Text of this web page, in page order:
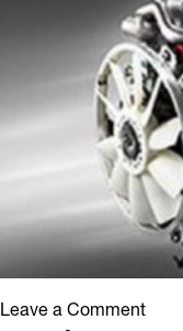
Leave a Commenton